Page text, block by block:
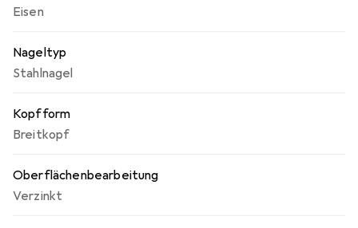
Eisen
Nageltyp
Stahlnagel
Kopfform
Breitkopf
Oberflächenbearbeitung
Verzinkt